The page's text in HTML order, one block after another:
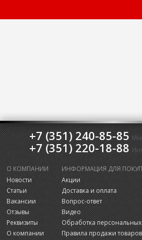
+7 (351) 240-85-85
+7 (351) 220-18-88
О КОМПАНИИ
Новости
Статьи
Вакансии
Отзывы
Реквизиты
О компании
ИНФОРМАЦИЯ ДЛЯ
Акции
Доставка и оплата
Вопрос-ответ
Видео
Обработка
Правила продажи товаров